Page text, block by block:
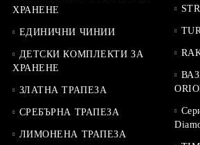
ХРАНЕНЕ
ЕДИНИЧНИ ЧИНИИ
ДЕТСКИ КОМПЛЕКТИ ЗА
ХРАНЕНЕ
ЗЛАТНА ТРАПЕЗА
СРЕБЪРНА ТРАПЕЗА
ЛИМОНЕНА ТРАПЕЗА